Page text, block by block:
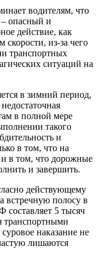
водителям, что
– опасный и
действие, как
из-за чего
транспортных
ситуаций на
в зимний период,
в полной мере
такого
и
в том, что на
и в том, что дорожные
и завершить.
действующему
встречную полосу в
составляет 5 тысяч
транспортными
наказание не
лишаются